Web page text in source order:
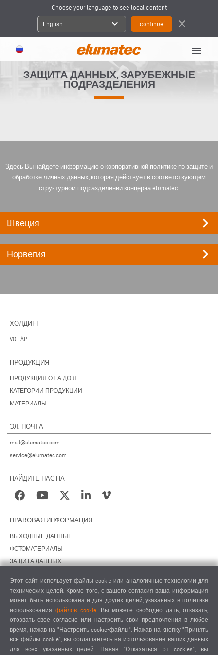
Choose your language to see local content
English expand_more close
menu
ЗАЩИТА ДАННЫХ, ЗАРУБЕЖНЫЕ
ПОДРАЗДЕЛЕНИЯ
Здесь Вы найдете информацию о корпоративной политике по защите и
обработке личных данных, которая действует в соответствующем
структурном подразделении концерна elumatec.
Швеция keyboard_arrow_right
Норвегия keyboard_arrow_right
ХОЛДИНГ
VOILÀP
ПРОДУКЦИЯ
ПРОДУКЦИЯ ОТ А ДО Я
КАТЕГОРИИ ПРОДУКЦИИ
МАТЕРИАЛЫ
ЭЛ. ПОЧТА
mail@elumatec.com
service@elumatec.com
НАЙДИТЕ НАС НА
ПРАВОВАЯ ИНФОРМАЦИЯ
ВЫХОДНЫЕ ДАННЫЕ
ФОТОМАТЕРИАЛЫ
ЗАЩИТА ДАННЫХ
ОБЩИЕ УСЛОВИЯ СДЕЛОК
ОБЩИЕ УСЛОВИЯ ПРОДАЖИ
НАСТРОЙКИ COOKIES
КОДЕКС ПОВЕДЕНИЯ ПОСТАВЩИКОВ
Этот сайт использует файлы cookie или аналогичные технологии для
технических целей. Кроме того, с вашего согласия ваша информация
может быть использована и для других целей, указанных в политике
использования файлов cookie. Вы можете свободно дать, отказать,
отозвать свое согласие или настроить свои предпочтения в любое
время, нажав на "Настроить cookie-файлы". Нажав на кнопку "Принять
все файлы cookie", вы соглашаетесь на использование ваших данных
для всех указанных целей. Нажав "Отказаться от cookies", вы